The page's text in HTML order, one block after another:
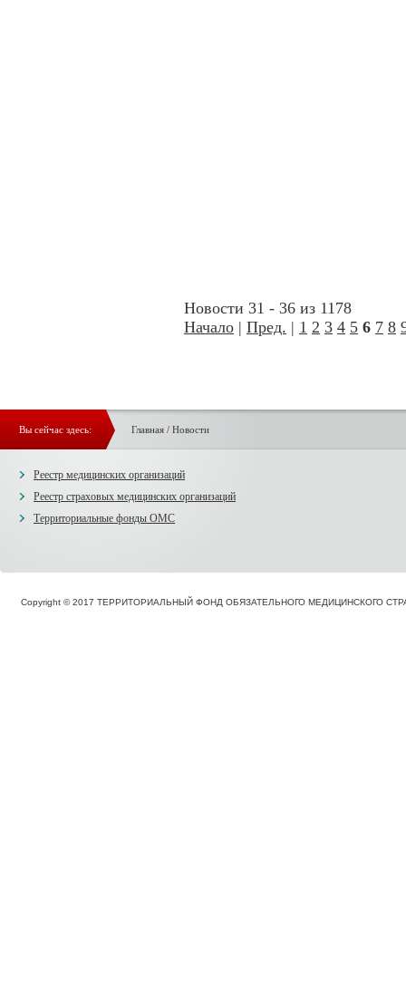
Новости 31 - 36 из 1178
Начало | Пред. | 1 2 3 4 5 6 7 8
Вы сейчас здесь: Главная/ Новости
Реестр медицинских организаций
Реестр страховых медицинских организаций
Территориальные фонды ОМС
Copyright © 2017 ТЕРРИТОРИАЛЬНЫЙ ФОНД ОБЯЗАТЕЛЬНОГО МЕДИЦИНСКОГО